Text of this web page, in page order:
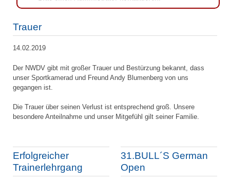
Trauer
14.02.2019
Der NWDV gibt mit großer Trauer und Bestürzung bekannt, dass
unser Sportkamerad und Freund Andy Blumenberg von uns
gegangen ist.
Die Trauer über seinen Verlust ist entsprechend groß. Unsere
besondere Anteilnahme und unser Mitgefühl gilt seiner Familie.
Erfolgreicher
Trainerlehrgang
31.BULL´S German
Open